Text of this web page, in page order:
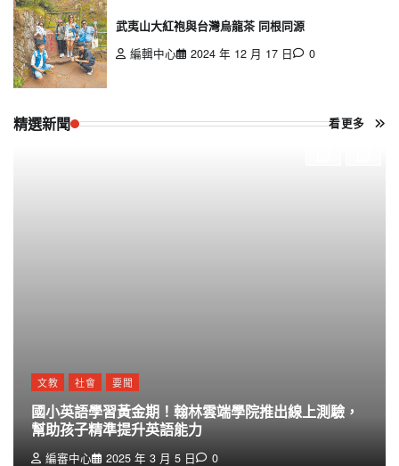
武夷山大紅袍與台灣烏龍茶 同根同源
編輯中心
2024 年 12 月 17 日 0
精選新聞 看更多
文教 社會 要聞
國小英語學習黃金期！翰林雲端學院推出線上測驗，
幫助孩子精準提升英語能力
編審中心 2025 年 3 月 5 日 0